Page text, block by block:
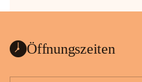
Öffnungszeiten